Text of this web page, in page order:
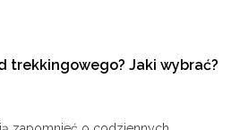
trekkingowego? Jaki wybrać?